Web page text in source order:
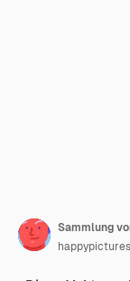
happypictures